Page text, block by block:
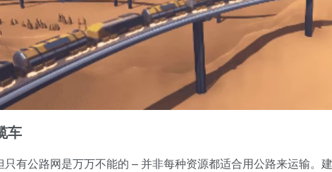
车
有公路网是万万不能的 – 并非每种资源都适合用公路来运输。